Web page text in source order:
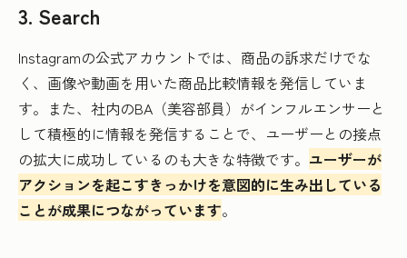
3. Search
Instagramの公式アカウントでは、商品の訴求だけでな
く、画像や動画を用いた商品比較情報を発信していま
す。また、社内のBA（美容部員）がインフルエンサーと
して積極的に情報を発信することで、ユーザーとの接点
の拡大に成功しているのも大きな特徴です。 ユーザーが
アクションを起こすきっかけを意図的に生み出している
ことが成果につながっています。